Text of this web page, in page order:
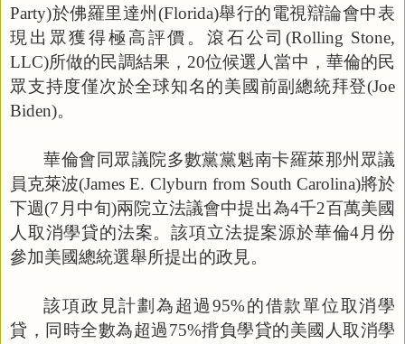
Party)於佛羅里達州 (Florida)舉行的電視辯論會中表
現出眾獲得極高評價。滾石公司(Rolling Stone,
LLC)所做的民調結果， 20位候選人當中，華倫的民
眾支持度僅次於全球知名的美國前副總統拜登(Joe
Biden)。
華倫會同眾議院多數黨黨魁南卡羅萊那州眾議
員克萊波(James E. Clyburn from South Carolina)將於
下週(7 月中旬)兩院立法議會中提出為4千2百萬美國
人取消學貸的法案。該項立法提案源於華倫4 月份
參加美國總統選舉所提出的政見。
該項政見計劃為超過95%的借款單位取消學
貸，同時全數為超過75%揹負學貸的美國人取消學